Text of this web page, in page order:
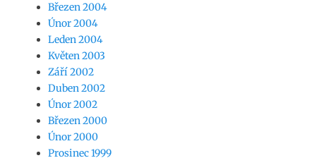
Březen 2004
Únor 2004
Leden 2004
Květen 2003
Září 2002
Duben 2002
Únor 2002
Březen 2000
Únor 2000
Prosinec 1999